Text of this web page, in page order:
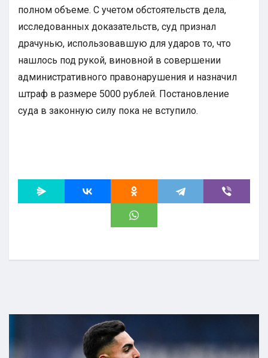
полном объеме. С учетом обстоятельств дела,
исследованных доказательств, суд признал
драчунью, использовавшую для ударов то, что
нашлось под рукой, виновной в совершении
административного правонарушения и назначил
штраф в размере 5000 рублей. Постановление
суда в законную силу пока не вступило.